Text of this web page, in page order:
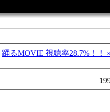
踊るMOVIE 視聴率28.7%！！ »